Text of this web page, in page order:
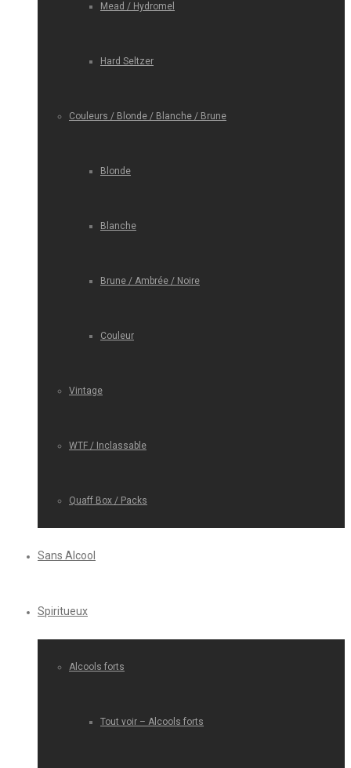
Mead / Hydromel
Hard Seltzer
Couleurs / Blonde / Blanche / Brune
Blonde
Blanche
Brune / Ambrée / Noire
Couleur
Vintage
WTF / Inclassable
Quaff Box / Packs
Sans Alcool
Spiritueux
Alcools forts
Tout voir – Alcools forts